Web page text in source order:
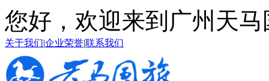
您好，欢迎来到广州天
关于我们|企业荣誉|联系我们